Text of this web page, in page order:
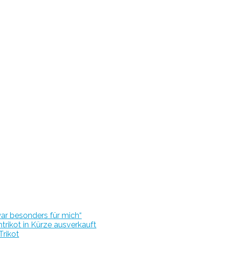
besonders für mich“
in Kürze ausverkauft